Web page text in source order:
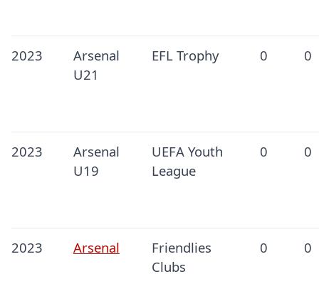
2023
Arsenal
U21
EFL Trophy 0 0
2023
Arsenal
U19
UEFA Youth
League
0 0
2023 Arsenal
Friendlies
Clubs
0 0